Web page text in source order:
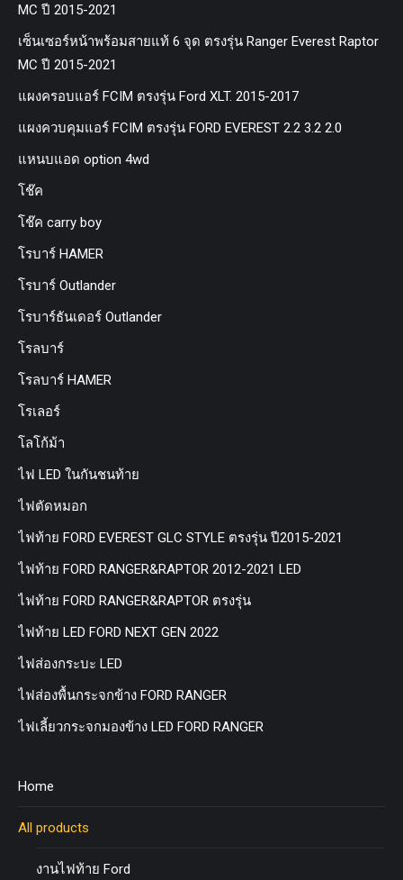
MC ปี 2015-2021
เซ็นเซอร์หน้าพร้อมสายแท้ 6 จุด ตรงรุ่น Ranger Everest Raptor
MC ปี 2015-2021
แผงครอบแอร์ FCIM ตรงรุ่น Ford XLT. 2015-2017
แผงควบคุมแอร์ FCIM ตรงรุ่น FORD EVEREST 2.2 3.2 2.0
แหนบแอด option 4wd
โช๊ค
โช๊ค carry boy
โรบาร์ HAMER
โรบาร์ Outlander
โรบาร์ธันเดอร์ Outlander
โรลบาร์
โรลบาร์ HAMER
โรเลอร์
โลโก้ม้า
ไฟ LED ในกันชนท้าย
ไฟตัดหมอก
ไฟท้าย FORD EVEREST GLC STYLE ตรงรุ่น ปี2015-2021
ไฟท้าย FORD RANGER&RAPTOR 2012-2021 LED
ไฟท้าย FORD RANGER&RAPTOR ตรงรุ่น
ไฟท้าย LED FORD NEXT GEN 2022
ไฟส่องกระบะ LED
ไฟส่องพื้นกระจกข้าง FORD RANGER
ไฟเลี้ยวกระจกมองข้าง LED FORD RANGER
Home
All products
งานไฟท้าย Ford